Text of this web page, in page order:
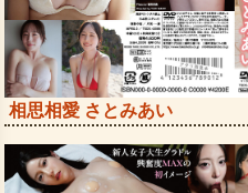
相思相愛 さとみあい